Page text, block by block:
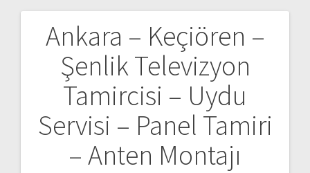
Ankara – Keçiören –
Şenlik Televizyon
Tamircisi – Uydu
Servisi – Panel Tamiri
– Anten Montajı
Yazı
gezinmesi